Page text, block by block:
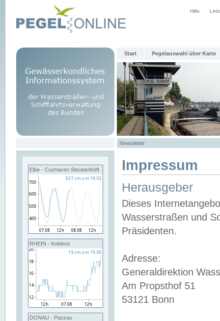
Hilfe
Start Pegelauswahl über Karte
Newsletter
Elbe - Cuxhaven Steubenhöft
RHEIN - Koblenz
DONAU - Passau
Impressum
Herausgeber
Dieses
Wasserstraßen und
Präsidenten.
Adresse:
Generaldirektion
Am Propsthof 51
53121 Bonn